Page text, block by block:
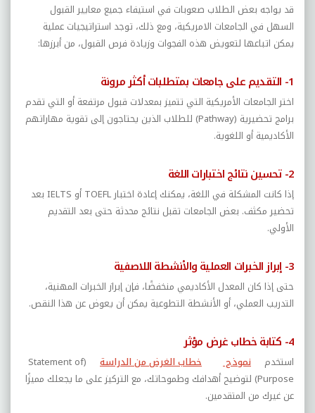
قد يواجه بعض الطلاب صعوبات في استيفاء جميع معايير القبول
السهل في الجامعات الامريكية، ومع ذلك، توجد استراتيجيات عملية
يمكن اتباعها لتعويض هذه الفجوات وزيادة فرص القبول، من أبرزها:
1- التقديم على جامعات بمتطلبات أكثر مرونة
اختر الجامعات الأمريكية التي تتميز بمعدلات قبول مرتفعة أو التي تقدم
برامج تحضيرية (Pathway) للطلاب الذين يحتاجون إلى تقوية مهاراتهم
الأكاديمية أو اللغوية.
2- تحسين نتائج اختبارات اللغة
إذا كانت المشكلة في اللغة، يمكنك إعادة اختبارTOEFLأو IELTS بعد
تحضير مكثف. بعض الجامعات تقبل نتائج محدثة حتى بعد التقديم
الأولي.
3- إبراز الخبرات العملية والأنشطة اللاصفية
حتى إذا كان المعدل الأكاديمي منخفضًا، فإن إبراز الخبرات المهنية،
التدريب العملي، أو الأنشطة التطوعية يمكن أن يعوض عن هذا النقص.
4- كتابة خطاب غرض مؤثر
استخدم نموذج خطاب الغرض من الدراسة (
Statement of
Purpose) لتوضيح أهدافك وطموحاتك، مع التركيز على ما يجعلك مميزًا
عن غيرك من المتقدمين.